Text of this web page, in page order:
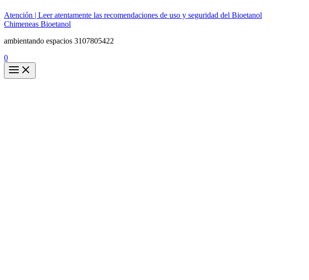
Atención | Leer atentamente las recomendaciones de uso y seguridad del Bioetanol
Chimeneas Bioetanol
ambientando espacios 3107805422
0